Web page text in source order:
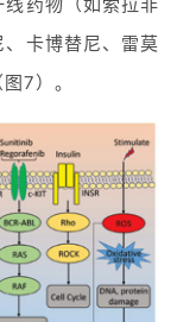
药物（如索拉非
卡博替尼、雷莫
7）。